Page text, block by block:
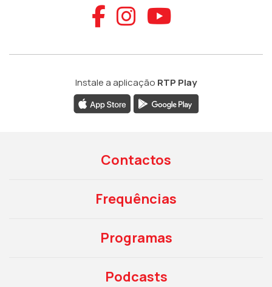
Aceder ao
Aceder ao
Aceder
Instale a aplicação RTP Play
Contactos
Frequências
Programas
Podcasts